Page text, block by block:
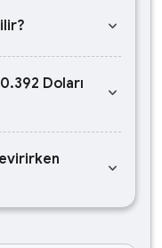
keyboard_arrow_down
Doları
keyboard_arrow_down
keyboard_arrow_down